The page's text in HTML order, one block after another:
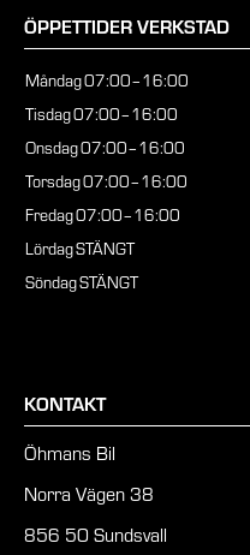
ÖPPETTIDER VERKSTAD
Måndag07:00–16:00
Tisdag07:00–16:00
Onsdag07:00–16:00
Torsdag07:00–16:00
Fredag07:00–16:00
LördagSTÄNGT
SöndagSTÄNGT
KONTAKT
Öhmans Bil
Norra Vägen 38
856 50 Sundsvall